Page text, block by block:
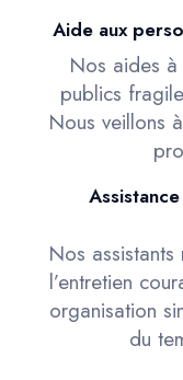
Aide aux
Nos aides à
publics
Nous veillons
Nos
l’entretien
organisation
du